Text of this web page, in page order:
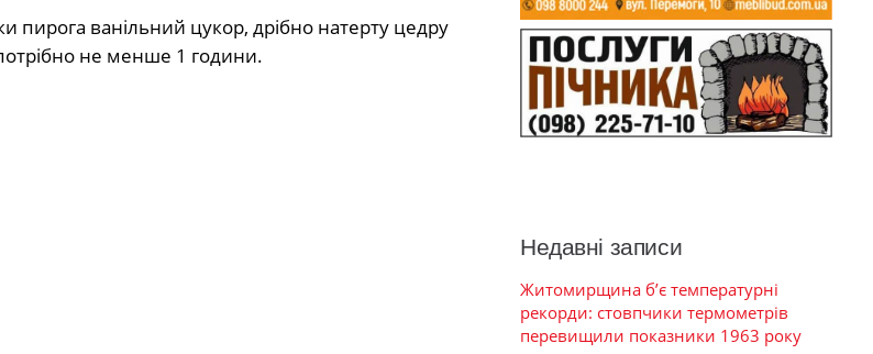
ванільний цукор, дрібно натерту цедру
не менше 1 години.
Недавні записи
Житомирщина б’є температурні
рекорди: стовпчики термометрів
перевищили показники 1963 року